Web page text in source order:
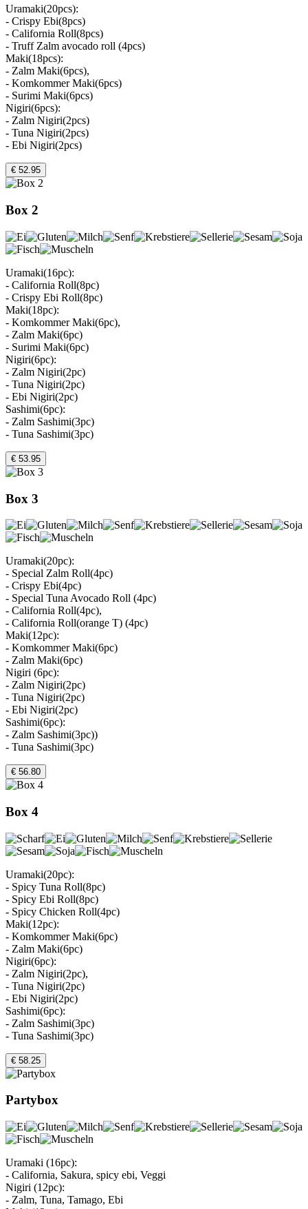
Uramaki(20pcs):
- Crispy Ebi(8pcs)
- California Roll(8pcs)
- Truff Zalm avocado roll (4pcs)
Maki(18pcs):
- Zalm Maki(6pcs),
- Komkommer Maki(6pcs)
- Surimi Maki(6pcs)
Nigiri(6pcs):
- Zalm Nigiri(2pcs)
- Tuna Nigiri(2pcs)
- Ebi Nigiri(2pcs)
€ 52.95
Box 2
Uramaki(16pc):
- California Roll(8pc)
- Crispy Ebi Roll(8pc)
Maki(18pc):
- Komkommer Maki(6pc),
- Zalm Maki(6pc)
- Surimi Maki(6pc)
Nigiri(6pc):
- Zalm Nigiri(2pc)
- Tuna Nigiri(2pc)
- Ebi Nigiri(2pc)
Sashimi(6pc):
- Zalm Sashimi(3pc)
- Tuna Sashimi(3pc)
€ 53.95
Box 3
Uramaki(20pc):
- Special Zalm Roll(4pc)
- Crispy Ebi(4pc)
- Special Tuna Avocado Roll (4pc)
- California Roll(4pc),
- California Roll(orange T) (4pc)
Maki(12pc):
- Komkommer Maki(6pc)
- Zalm Maki(6pc)
Nigiri (6pc):
- Zalm Nigiri(2pc)
- Tuna Nigiri(2pc)
- Ebi Nigiri(2pc)
Sashimi(6pc):
- Zalm Sashimi(3pc))
- Tuna Sashimi(3pc)
€ 56.80
Box 4
Uramaki(20pc):
- Spicy Tuna Roll(8pc)
- Spicy Ebi Roll(8pc)
- Spicy Chicken Roll(4pc)
Maki(12pc):
- Komkommer Maki(6pc)
- Zalm Maki(6pc)
Nigiri(6pc):
- Zalm Nigiri(2pc),
- Tuna Nigiri(2pc)
- Ebi Nigiri(2pc)
Sashimi(6pc):
- Zalm Sashimi(3pc)
- Tuna Sashimi(3pc)
€ 58.25
Partybox
Uramaki (16pc):
- California, Sakura, spicy ebi, Veggi
Nigiri (12pc):
- Zalm, Tuna, Tamago, Ebi